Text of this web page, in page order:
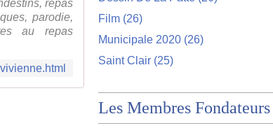
repas
parodie,
au repas
Film (26)
Municipale 2020 (26)
Saint Clair (25)
Les Membres Fondateurs